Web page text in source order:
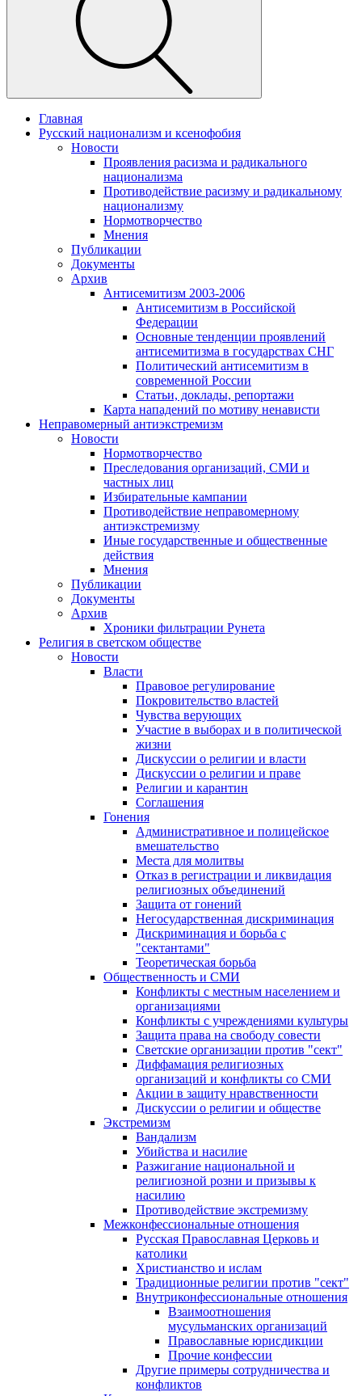
Главная
Русский национализм и ксенофобия
Новости
Проявления расизма и радикального
национализма
Противодействие расизму и радикальному
национализму
Нормотворчество
Мнения
Публикации
Документы
Архив
Антисемитизм 2003-2006
Антисемитизм в Российской
Федерации
Основные тенденции проявлений
антисемитизма в государствах СНГ
Политический антисемитизм в
современной России
Статьи, доклады, репортажи
Карта нападений по мотиву ненависти
Неправомерный антиэкстремизм
Новости
Нормотворчество
Преследования организаций, СМИ и
частных лиц
Избирательные кампании
Противодействие неправомерному
антиэкстремизму
Иные государственные и общественные
действия
Мнения
Публикации
Документы
Архив
Хроники фильтрации Рунета
Религия в светском обществе
Новости
Власти
Правовое регулирование
Покровительство властей
Чувства верующих
Участие в выборах и в политической
жизни
Дискуссии о религии и власти
Дискуссии о религии и праве
Религии и карантин
Соглашения
Гонения
Административное и полицейское
вмешательство
Места для молитвы
Отказ в регистрации и ликвидация
религиозных объединений
Защита от гонений
Негосударственная дискриминация
Дискриминация и борьба с
"сектантами"
Теоретическая борьба
Общественность и СМИ
Конфликты с местным населением и
организациями
Конфликты с учреждениями культуры
Защита права на свободу совести
Светские организации против "сект"
Диффамация религиозных
организаций и конфликты со СМИ
Акции в защиту нравственности
Дискуссии о религии и обществе
Экстремизм
Вандализм
Убийства и насилие
Разжигание национальной и
религиозной розни и призывы к
насилию
Противодействие экстремизму
Межконфессиональные отношения
Русская Православная Церковь и
католики
Христианство и ислам
Традиционные религии против "сект"
Внутриконфессиональные отношения
Взаимоотношения
мусульманских организаций
Православные юрисдикции
Прочие конфессии
Другие примеры сотрудничества и
конфликтов